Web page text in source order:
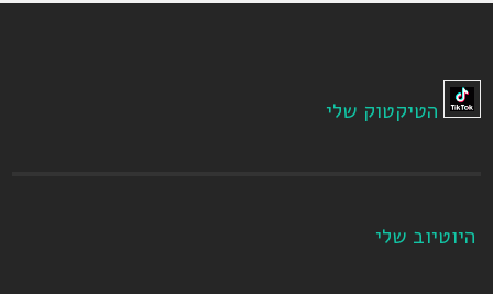
הטיקטוק שלי
היוטיוב שלי